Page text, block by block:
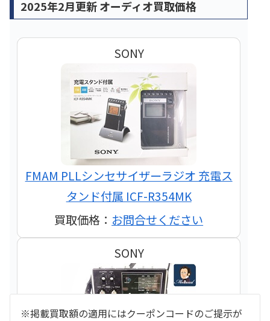
2025年2月更新 オーディオ買取価格
SONY
FMAM PLLシンセサイザーラジオ 充電ス
タンド付属 ICF-R354MK
買取価格： お問合せください
SONY
※掲載買取額の適用にはクーポンコードのご提示が